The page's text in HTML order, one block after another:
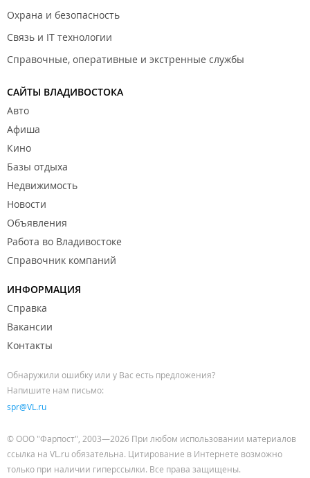
Охрана и безопасность
Связь и IT технологии
Справочные, оперативные и экстренные службы
САЙТЫ ВЛАДИВОСТОКА
Авто
Афиша
Кино
Базы отдыха
Недвижимость
Новости
Объявления
Работа во Владивостоке
Справочник компаний
ИНФОРМАЦИЯ
Справка
Вакансии
Контакты
Обнаружили ошибку или у Вас есть предложения?
Напишите нам письмо:
spr@VL.ru
© ООО "Фарпост", 2003—2026 При любом использовании материалов
ссылка на VL.ru обязательна. Цитирование в Интернете возможно
только при наличии гиперссылки. Все права защищены.